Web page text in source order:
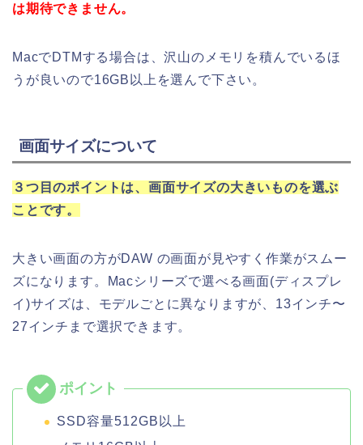
は期待できません。
MacでDTMする場合は、沢山のメモリを積んでいるほ
うが良いので16GB以上を選んで下さい。
画面サイズについて
３つ目のポイントは、 画面サイズの大きいものを選ぶ
ことです。
大きい画面の方がDAW の画面が見やすく作業がスムー
ズになります。Macシリーズで選べる画面(ディスプレ
イ)サイズは、モデルごとに異なりますが、13インチ〜
27インチまで選択できます。
SSD容量512GB以上